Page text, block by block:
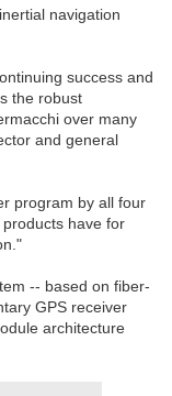
navigation
success and
the robust
over many
and general
program by all four
have for
-- based on fiber-
GPS receiver
architecture